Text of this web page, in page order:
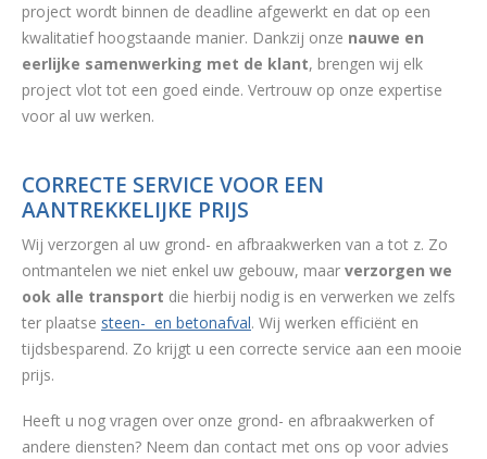
project wordt binnen de deadline afgewerkt en dat op een
kwalitatief hoogstaande manier. Dankzij onze nauwe en
eerlijke samenwerking met de klant, brengen wij elk
project vlot tot een goed einde. Vertrouw op onze expertise
voor al uw werken.
CORRECTE SERVICE VOOR EEN
AANTREKKELIJKE PRIJS
Wij verzorgen al uw grond- en afbraakwerken van a tot z. Zo
ontmantelen we niet enkel uw gebouw, maar verzorgen we
ook alle transport die hierbij nodig is en verwerken we zelfs
ter plaatse steen- en betonafval. Wij werken efficiënt en
tijdsbesparend. Zo krijgt u een correcte service aan een mooie
prijs.
Heeft u nog vragen over onze grond- en afbraakwerken of
andere diensten? Neem dan contact met ons op voor advies